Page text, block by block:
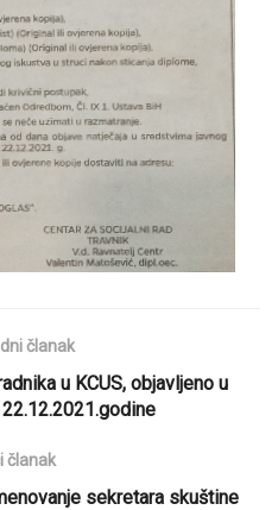
članak
u KCUS, objavljeno u
članak
sekretara skuštine